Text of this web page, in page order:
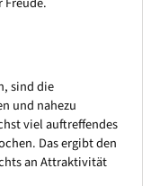
sind die
und nahezu
viel auftreffendes
Das ergibt den
an Attraktivität